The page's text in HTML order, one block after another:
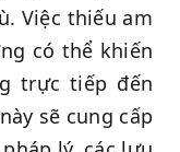
Việc thiếu am
có thể khiến
trực tiếp đến
sẽ cung cấp